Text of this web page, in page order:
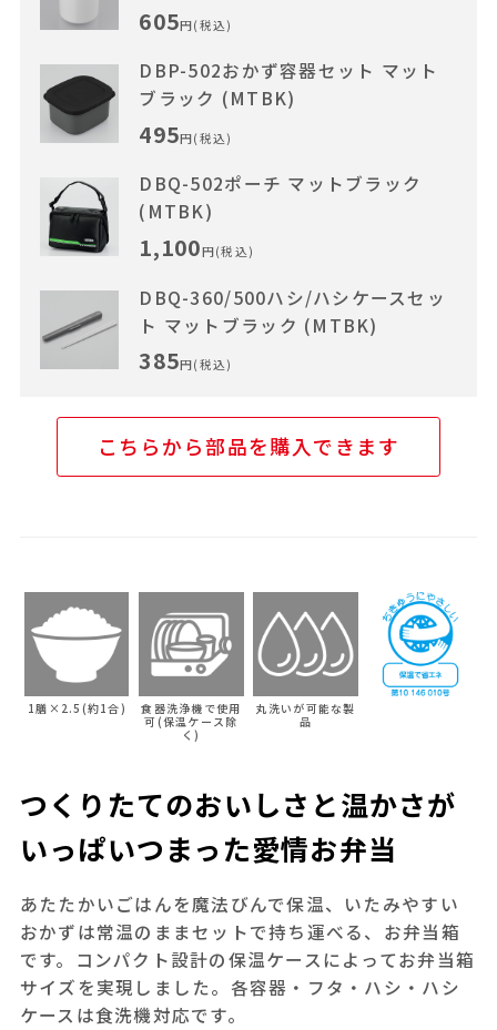
605円(税込)
DBP-502おかず容器セット マット
ブラック (MTBK)
495円(税込)
DBQ-502ポーチ マットブラック
(MTBK)
1,100円(税込)
DBQ-360/500ハシ/ハシケースセッ
ト マットブラック (MTBK)
385円(税込)
こちらから部品を購入できます
1膳×2.5(約1合)
食器洗浄機で使用
可(保温ケース除
く)
丸洗いが可能な製
品
つくりたてのおいしさと温かさが
いっぱいつまった愛情お弁当
あたたかいごはんを魔法びんで保温、いたみやすい
おかずは常温のままセットで持ち運べる、お弁当箱
です。コンパクト設計の保温ケースによってお弁当箱
サイズを実現しました。各容器・フタ・ハシ・ハシ
ケースは食洗機対応です。